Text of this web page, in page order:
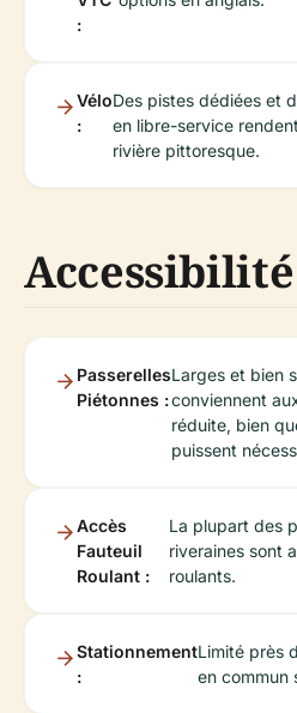
:
Vélo
:
Des pistes dédiées et
en libre-service
rivière pittoresque.
Accessibilité
Passerelles
Piétonnes :
Larges et bien
conviennent
réduite, bien
puissent
Accès
Fauteuil
Roulant :
La plupart des
riveraines sont
roulants.
Stationnement
:
Limité près
en commun